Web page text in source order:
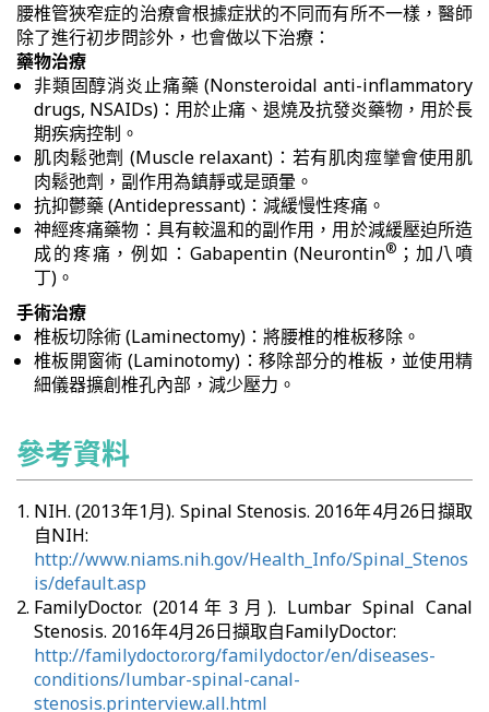
腰椎管狹窄症的治療會根據症狀的不同而有所不一樣，醫師
除了進行初步問診外，也會做以下治療：
藥物治療
非類固醇消炎止痛藥 (Nonsteroidal anti-inflammatory
drugs, NSAIDs)：用於止痛、退燒及抗發炎藥物，用於長
期疾病控制。
肌肉鬆弛劑 (Muscle relaxant)：若有肌肉痙攣會使用肌
肉鬆弛劑，副作用為鎮靜或是頭暈。
抗抑鬱藥 (Antidepressant)：減緩慢性疼痛。
神經疼痛藥物：具有較溫和的副作用，用於減緩壓迫所造
成的疼痛，例如：Gabapentin (Neurontin® ；加八噴
丁)。
手術治療
椎板切除術 (Laminectomy)：將腰椎的椎板移除。
椎板開窗術 (Laminotomy)：移除部分的椎板，並使用精
細儀器擴創椎孔內部，減少壓力。
參考資料
NIH. (2013年1月). Spinal Stenosis. 2016年4月26日擷取
自NIH:
http://www.niams.nih.gov/Health_Info/Spinal_Stenos
is/default.asp
FamilyDoctor. (2014年3月). Lumbar Spinal Canal
Stenosis. 2016年4月26日擷取自FamilyDoctor:
http://familydoctor.org/familydoctor/en/diseases-
conditions/lumbar-spinal-canal-
stenosis.printerview.all.html